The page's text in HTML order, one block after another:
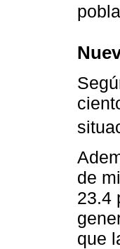
de
23.4
que